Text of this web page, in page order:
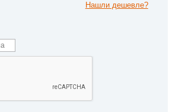
Нашли дешевле?